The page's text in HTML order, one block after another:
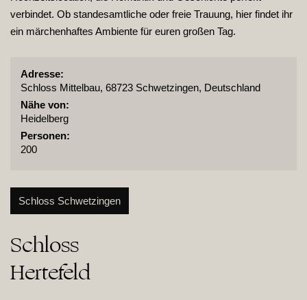
verbindet. Ob standesamtliche oder freie Trauung, hier findet ihr
ein märchenhaftes Ambiente für euren großen Tag.
Adresse:
Schloss Mittelbau, 68723 Schwetzingen, Deutschland
Nähe von:
Heidelberg
Personen:
200
Schloss Schwetzingen
Schloss
Hertefeld